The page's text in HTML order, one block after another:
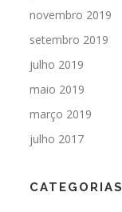
novembro 2019
setembro 2019
julho 2019
maio 2019
março 2019
julho 2017
CATEGORIAS